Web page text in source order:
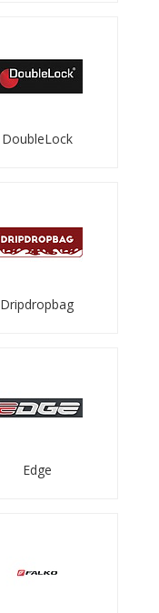
DoubleLock
Dripdropbag
Edge